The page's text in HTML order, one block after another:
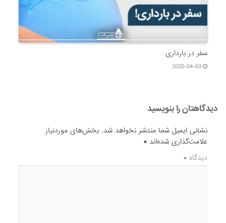
سفر در بارداری
2020-04-03
دیدگاهتان را بنویسید
نشانی ایمیل شما منتشر نخواهد شد. بخش‌های موردنیاز
علامت‌گذاری شده‌اند*
دیدگاه*